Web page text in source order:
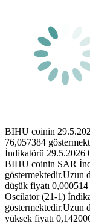
BIHU coinin
76,057384
İndikatörü 29.5.2026
BIHU coinin SAR
göstermektedir.Uzun
düşük fiyatı
Oscilator (21-1)
göstermektedir.Uzun
yüksek fiyatı